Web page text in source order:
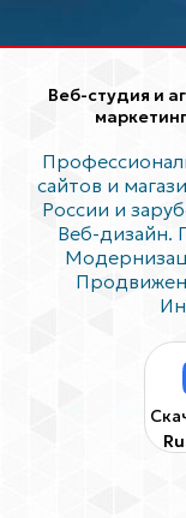
Веб-студия и
сайтов и
России и
Веб-дизайн.